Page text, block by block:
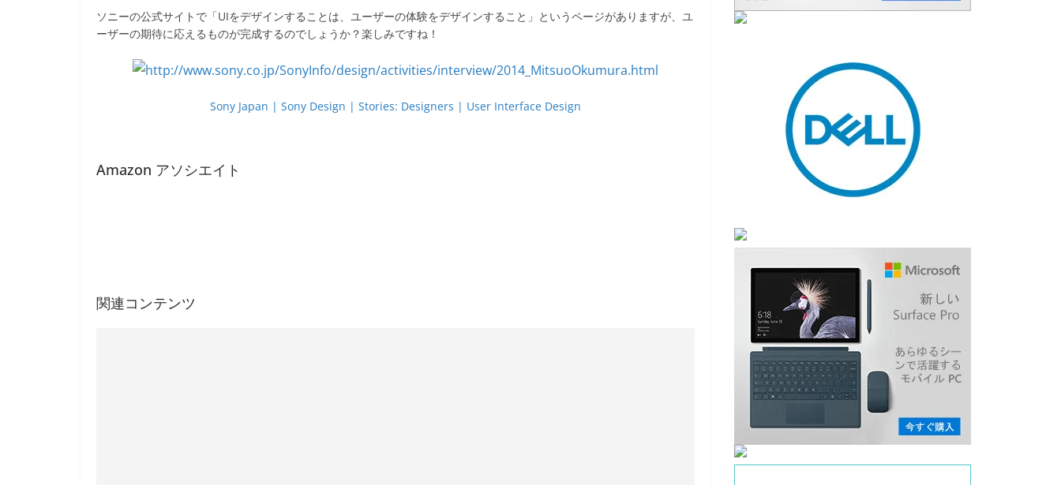
ソニーの公式サイトで「UIをデザインすることは、ユーザーの体験をデザインすること」というページがありますが、ユ
ーザーの期待に応えるものが完成するのでしょうか？楽しみですね！
Sony Japan | Sony Design | Stories: Designers | User Interface Design
Amazon アソシエイト
関連コンテンツ